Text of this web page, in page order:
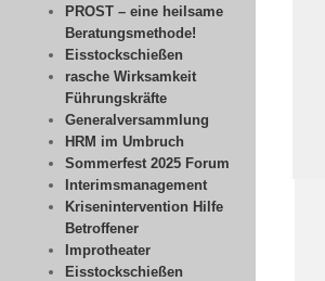
PROST – eine heilsame
Beratungsmethode!
Eisstockschießen
rasche Wirksamkeit
Führungskräfte
Generalversammlung
HRM im Umbruch
Sommerfest 2025 Forum
Interimsmanagement
Krisenintervention Hilfe
Betroffener
Improtheater
Eisstockschießen